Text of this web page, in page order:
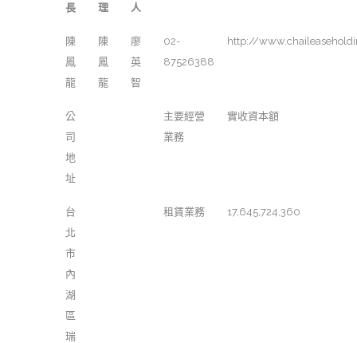
長
理
人
陳
鳳
龍
陳
鳳
龍
廖
英
智
02-
87526388
http://
公
司
地
址
主要經營
業務
實收資本額
台
北
市
內
湖
區
瑞
租賃業務 17,645,724,360